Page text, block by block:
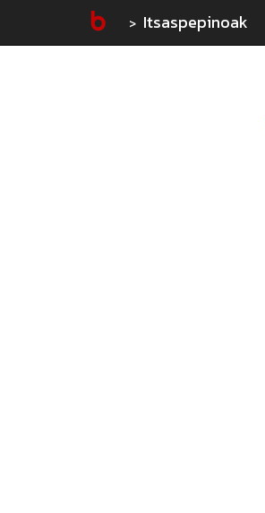
Itsaspepinoak